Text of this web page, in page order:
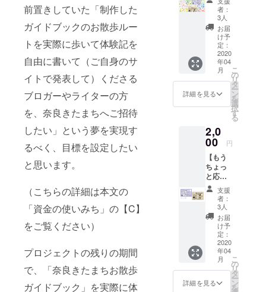
前置きしていた「制作した
ガイドブックのお散歩ルー
トを実際に歩いて体験記を
自由に書いて（ご自身のサ
イトで発表して）くださる
ブロガーやライターの方
を、奈良きたまちへご招待
したい」という夢を実現す
るべく、目標を設定したい
と思います。
（こちらの詳細は本文の
「資金の使いみち」の【C】
をご覧ください）
プロジェクトの残りの期間
で、「奈良きたまちお散歩
ガイドブック」を実際に体
ト】
1,000
円。お
気持ち
をあり
がたく
いただ
き、
私、
KUMが
制作し
たポス
ド（画
像の中
のどれ
か一枚)
に直筆
でお礼
をした
ためて
郵送し
ます。
ガイド
ブック
完成品
（ウェ
ブ版）
は、
ネット
者：
3人
お届
け予
定：
2020
年04
月
詳細を見る
こ
の
リ
タ
ー
ン
を
選
択
す
る
2,0
00 円
【もう
ちょっ
と応援
セット
A】
2,000
円。 直
筆のお
礼メッ
セージ
と、制
作した
ガイド
ブック
支援
者：
3人
お届
け予
定：
2020
年04
月
詳細を見る
こ
の
リ
タ
ー
ン
を